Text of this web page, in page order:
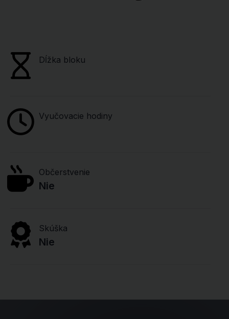
Dĺžka bloku
Vyučovacie hodiny
Občerstvenie
Nie
Skúška
Nie